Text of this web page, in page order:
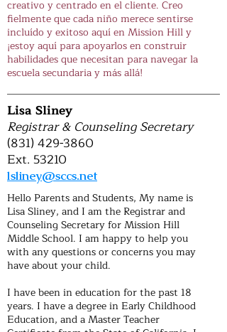
creativo y centrado en el cliente. Creo
fielmente que cada niño merece sentirse
incluído y exitoso aquí en Mission Hill y
¡estoy aquí para apoyarlos en construir
habilidades que necesitan para navegar la
escuela secundaria y más allá!
Lisa Sliney
Registrar & Counseling Secretary
(831) 429-3860
Ext. 53210
lsliney@sccs.net
Hello Parents and Students, My name is
Lisa Sliney, and I am the Registrar and
Counseling Secretary for Mission Hill
Middle School. I am happy to help you
with any questions or concerns you may
have about your child.
I have been in education for the past 18
years. I have a degree in Early Childhood
Education, and a Master Teacher